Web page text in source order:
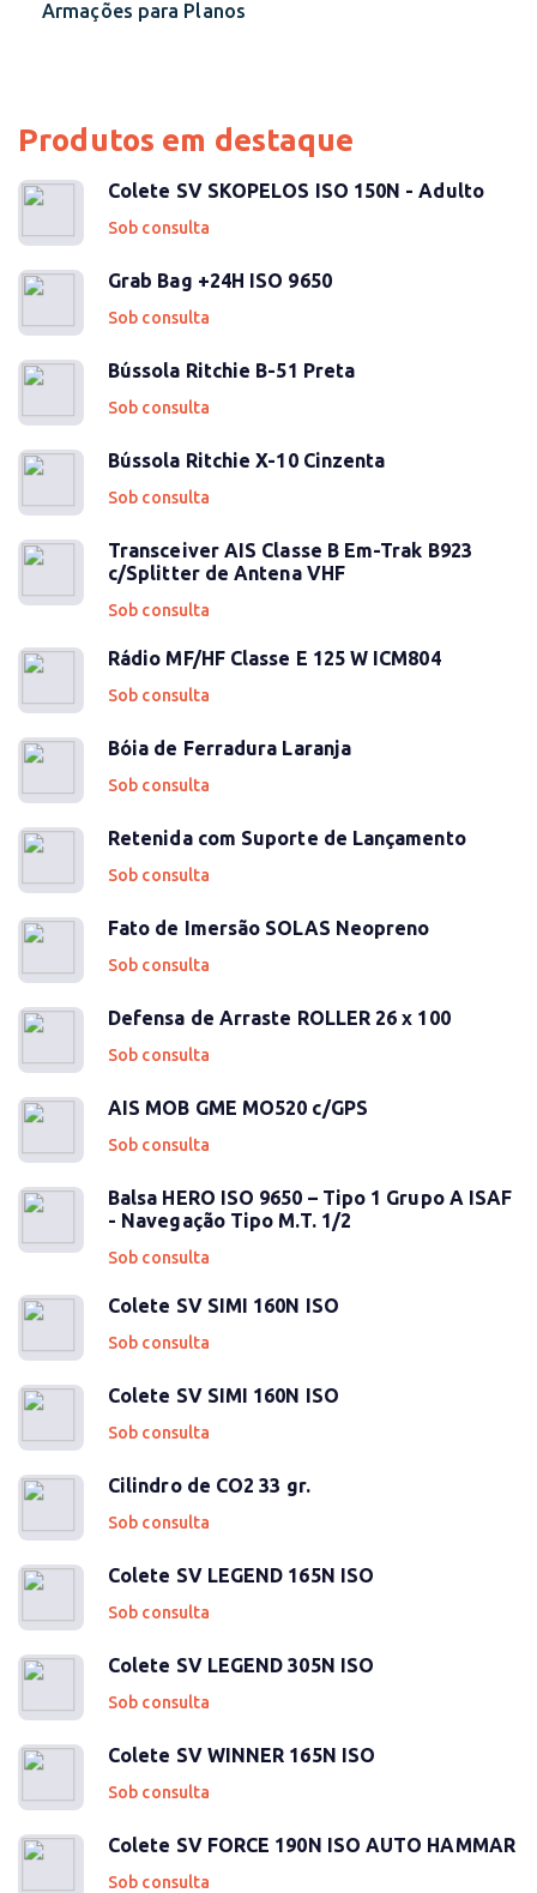
Armações para Planos
Produtos em destaque
Colete SV SKOPELOS ISO 150N - Adulto
Sob consulta
Grab Bag +24H ISO 9650
Sob consulta
Bússola Ritchie B-51 Preta
Sob consulta
Bússola Ritchie X-10 Cinzenta
Sob consulta
Transceiver AIS Classe B Em-Trak B923
c/Splitter de Antena VHF
Sob consulta
Rádio MF/HF Classe E 125 W ICM804
Sob consulta
Bóia de Ferradura Laranja
Sob consulta
Retenida com Suporte de Lançamento
Sob consulta
Fato de Imersão SOLAS Neopreno
Sob consulta
Defensa de Arraste ROLLER 26 x 100
Sob consulta
AIS MOB GME MO520 c/GPS
Sob consulta
Balsa HERO ISO 9650 – Tipo 1 Grupo A ISAF
- Navegação Tipo M.T. 1/2
Sob consulta
Colete SV SIMI 160N ISO
Sob consulta
Colete SV SIMI 160N ISO
Sob consulta
Cilindro de CO2 33 gr.
Sob consulta
Colete SV LEGEND 165N ISO
Sob consulta
Colete SV LEGEND 305N ISO
Sob consulta
Colete SV WINNER 165N ISO
Sob consulta
Colete SV FORCE 190N ISO AUTO HAMMAR
Sob consulta